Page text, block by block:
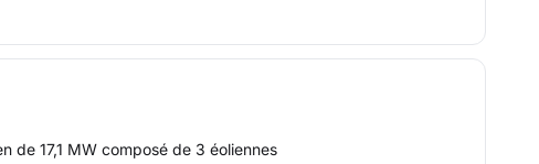
de 17,1 MW composé de 3 éoliennes